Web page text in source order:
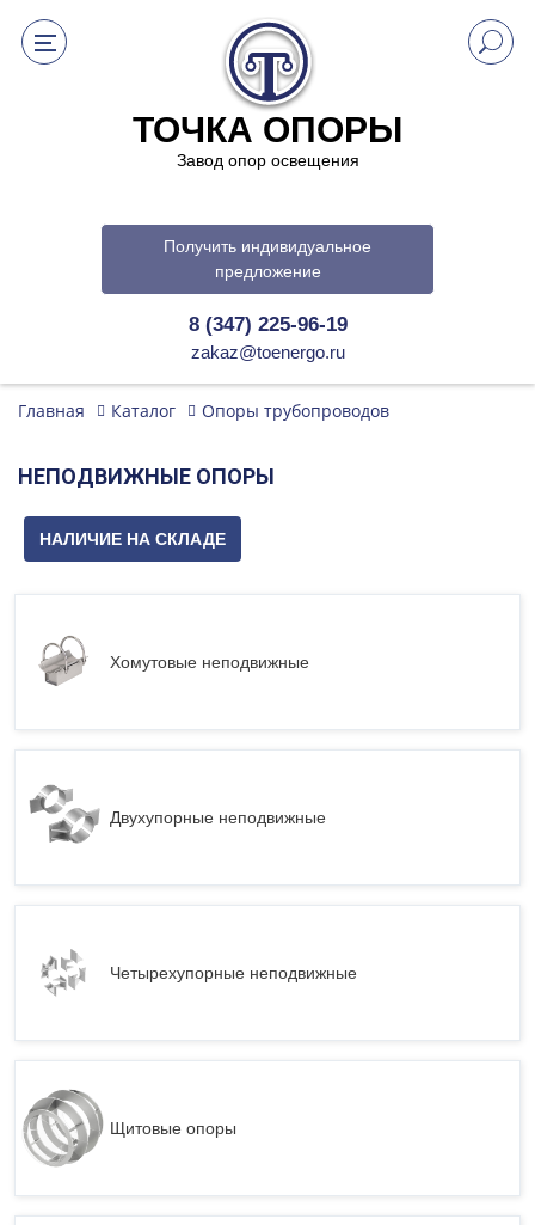
ТОЧКА ОПОРЫ
Завод опор освещения
Получить индивидуальное
предложение
8 (347) 225-96-19
zakaz@toenergo.ru
Главная Каталог Опоры трубопроводов
НЕПОДВИЖНЫЕ ОПОРЫ
НАЛИЧИЕ НА СКЛАДЕ
Хомутовые неподвижные
Двухупорные неподвижные
Четырехупорные неподвижные
Щитовые опоры